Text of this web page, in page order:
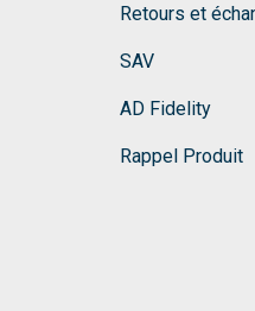
Retours et
SAV
AD Fidelity
Rappel Produit